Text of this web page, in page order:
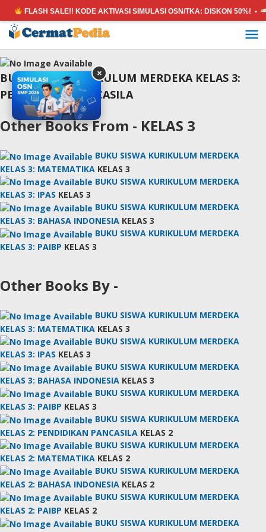
Lewati
ke
konten
FLASH SALE!! KODE AKTIVASI SIMULASI OSN/TKA:DISKON 50%! •
BUKU SISWA KURIKULUM MERDEKA KELAS 3:
PENDIDIKAN PANCASILA
Other Books From - KELAS 3
BUKU SISWA KURIKULUM MERDEKA
KELAS 3: MATEMATIKA KELAS 3
BUKU SISWA KURIKULUM MERDEKA
KELAS 3: IPAS KELAS 3
BUKU SISWA KURIKULUM MERDEKA
KELAS 3: BAHASA INDONESIA KELAS 3
BUKU SISWA KURIKULUM MERDEKA
KELAS 3: PAIBP KELAS 3
Other Books By -
BUKU SISWA KURIKULUM MERDEKA
KELAS 3: MATEMATIKA KELAS 3
BUKU SISWA KURIKULUM MERDEKA
KELAS 3: IPAS KELAS 3
BUKU SISWA KURIKULUM MERDEKA
KELAS 3: BAHASA INDONESIA KELAS 3
BUKU SISWA KURIKULUM MERDEKA
KELAS 3: PAIBP KELAS 3
BUKU SISWA KURIKULUM MERDEKA
KELAS 2: PENDIDIKAN PANCASILA KELAS 2
BUKU SISWA KURIKULUM MERDEKA
KELAS 2: MATEMATIKA KELAS 2
BUKU SISWA KURIKULUM MERDEKA
KELAS 2: BAHASA INDONESIA KELAS 2
BUKU SISWA KURIKULUM MERDEKA
KELAS 2: PAIBP KELAS 2
BUKU SISWA KURIKULUM MERDEKA
×